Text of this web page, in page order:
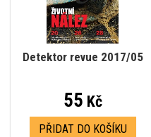
Detektor revue 2017/05
55 Kč
PŘIDAT DO KOŠÍKU